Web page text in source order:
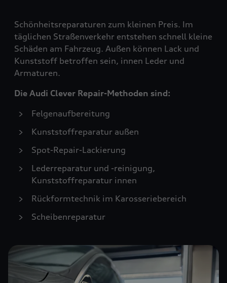
Schönheitsreparaturen zum kleinen Preis. Im
täglichen Straßenverkehr entstehen schnell kleine
Schäden am Fahrzeug. Außen können Lack und
Kunststoff betroffen sein, innen Leder und
Armaturen.
Die Audi Clever Repair-Methoden sind:
Felgenaufbereitung
Kunststoffreparatur außen
Spot-Repair-Lackierung
Lederreparatur und -reinigung,
Kunststoffreparatur innen
Rückformtechnik im Karosseriebereich
Scheibenreparatur